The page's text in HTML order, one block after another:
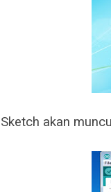
Sketch akan